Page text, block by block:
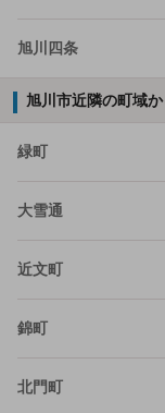
旭川四条
旭川市近隣の町域
緑町
大雪通
近文町
錦町
北門町